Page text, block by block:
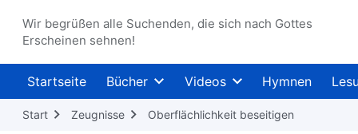
Wir begrüßen alle Suchenden, die sich nach Gottes
Erscheinen sehnen!
Startseite Bücher Videos Hymnen
Start Zeugnisse Oberflächlichkeit beseitigen